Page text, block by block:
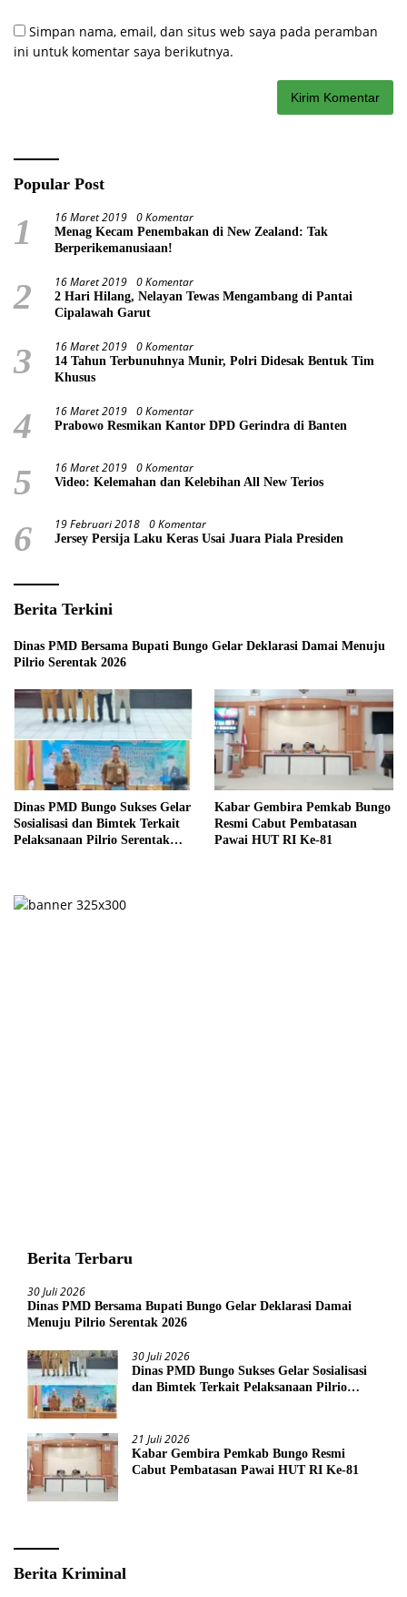
Simpan nama, email, dan situs web saya pada peramban
ini untuk komentar saya berikutnya.
Popular Post
1 16 Maret 2019 0 Komentar
Menag Kecam Penembakan di New Zealand: Tak
Berperikemanusiaan!
2 16 Maret 2019 0 Komentar
2 Hari Hilang, Nelayan Tewas Mengambang di Pantai
Cipalawah Garut
3 16 Maret 2019 0 Komentar
14 Tahun Terbunuhnya Munir, Polri Didesak Bentuk Tim
Khusus
4 16 Maret 2019 0 Komentar
Prabowo Resmikan Kantor DPD Gerindra di Banten
5 16 Maret 2019 0 Komentar
Video: Kelemahan dan Kelebihan All New Terios
6 19 Februari 2018 0 Komentar
Jersey Persija Laku Keras Usai Juara Piala Presiden
Berita Terkini
Dinas PMD Bersama Bupati Bungo Gelar Deklarasi Damai Menuju
Pilrio Serentak 2026
Dinas PMD Bungo Sukses Gelar
Sosialisasi dan Bimtek Terkait
Pelaksanaan Pilrio Serentak
Kabar Gembira Pemkab Bungo
Resmi Cabut Pembatasan
Pawai HUT RI Ke-81
Berita Terbaru
30 Juli 2026
Dinas PMD Bersama Bupati Bungo Gelar Deklarasi Damai
Menuju Pilrio Serentak 2026
30 Juli 2026
Dinas PMD Bungo Sukses Gelar Sosialisasi
dan Bimtek Terkait Pelaksanaan Pilrio
21 Juli 2026
Kabar Gembira Pemkab Bungo Resmi
Cabut Pembatasan Pawai HUT RI Ke-81
Berita Kriminal